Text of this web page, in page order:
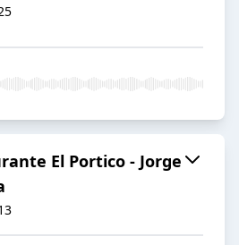
El Portico - Jorge